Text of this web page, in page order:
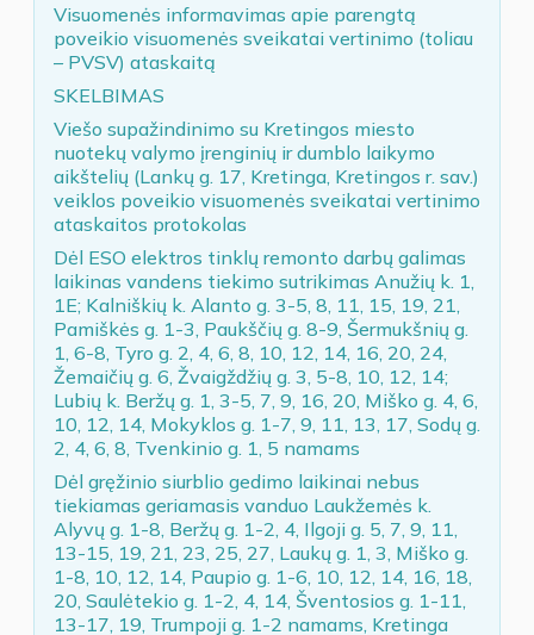
Visuomenės informavimas apie parengtą
poveikio visuomenės sveikatai vertinimo (toliau
– PVSV) ataskaitą
SKELBIMAS
Viešo supažindinimo su Kretingos miesto
nuotekų valymo įrenginių ir dumblo laikymo
aikštelių (Lankų g. 17, Kretinga, Kretingos r. sav.)
veiklos poveikio visuomenės sveikatai vertinimo
ataskaitos protokolas
Dėl ESO elektros tinklų remonto darbų galimas
laikinas vandens tiekimo sutrikimas Anužių k. 1,
1E; Kalniškių k. Alanto g. 3-5, 8, 11, 15, 19, 21,
Pamiškės g. 1-3, Paukščių g. 8-9, Šermukšnių g.
1, 6-8, Tyro g. 2, 4, 6, 8, 10, 12, 14, 16, 20, 24,
Žemaičių g. 6, Žvaigždžių g. 3, 5-8, 10, 12, 14;
Lubių k. Beržų g. 1, 3-5, 7, 9, 16, 20, Miško g. 4, 6,
10, 12, 14, Mokyklos g. 1-7, 9, 11, 13, 17, Sodų g.
2, 4, 6, 8, Tvenkinio g. 1, 5 namams
Dėl gręžinio siurblio gedimo laikinai nebus
tiekiamas geriamasis vanduo Laukžemės k.
Alyvų g. 1-8, Beržų g. 1-2, 4, Ilgoji g. 5, 7, 9, 11,
13-15, 19, 21, 23, 25, 27, Laukų g. 1, 3, Miško g.
1-8, 10, 12, 14, Paupio g. 1-6, 10, 12, 14, 16, 18,
20, Saulėtekio g. 1-2, 4, 14, Šventosios g. 1-11,
13-17, 19, Trumpoji g. 1-2 namams, Kretinga